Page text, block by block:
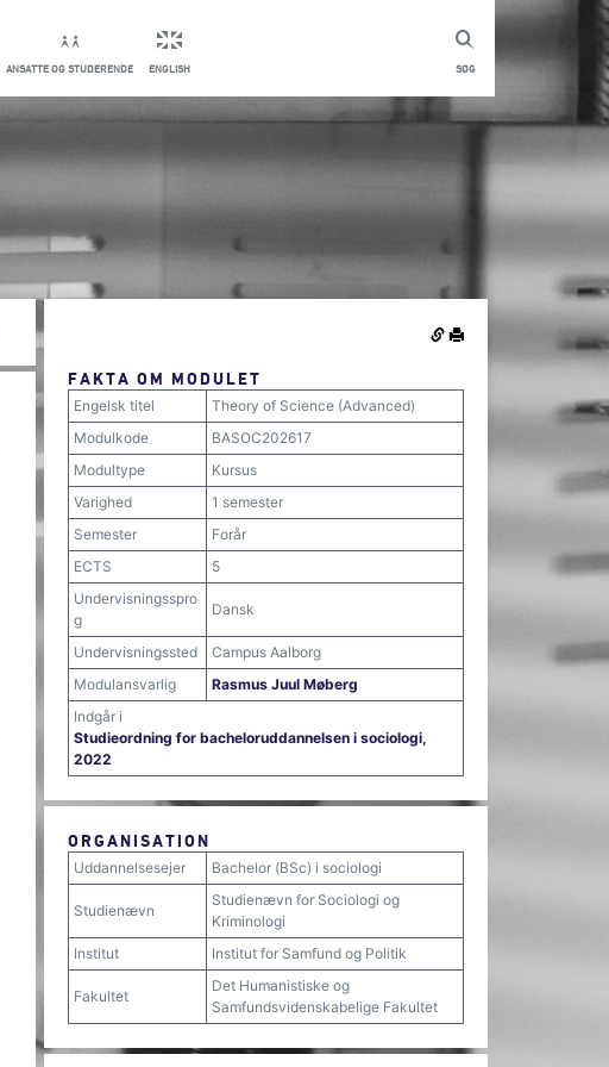
SØG
ANSATTE OG STUDERENDE ENGLISH
FAKTA OM MODULET
Engelsk titel
Theory of Science (Advanced)
Modulkode
BASOC202617
Modultype
Kursus
Varighed
1 semester
Semester
Forår
ECTS
5
Undervisningsspro
g
Dansk
Undervisningssted
Campus Aalborg
Modulansvarlig
Rasmus Juul Møberg
Indgår i
Studieordning for bacheloruddannelsen i sociologi,
2022
ORGANISATION
Uddannelsesejer Bachelor (BSc) i sociologi
Studienævn
Studienævn for Sociologi og
Kriminologi
Institut
Institut for Samfund og Politik
Fakultet
Det Humanistiske og
Samfundsvidenskabelige Fakultet